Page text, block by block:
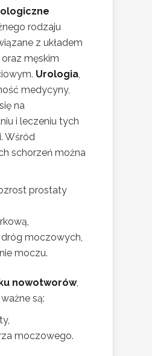
rodzaju
z układem
męskim
Urologia,
medycyny,
na
i leczeniu tych
Wśród
schorzeń można
prostaty
dróg moczowych,
moczu.
nowotworów,
są:
moczowego.